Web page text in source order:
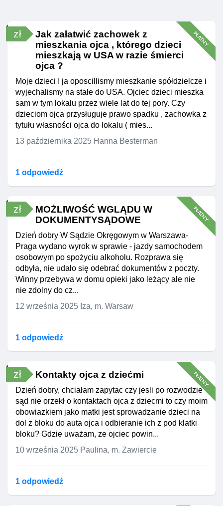
PŁATNY
zł
Jak załatwić zachowek z
mieszkania ojca , którego dzieci
mieszkają w USA w razie śmierci
ojca ?
Moje dzieci I ja oposcillismy mieszkanie spółdzielcze i
wyjechalismy na stałe do USA. Ojciec dzieci mieszka
sam w tym lokalu przez wiele lat do tej pory. Czy
dzieciom ojca przysługuje prawo spadku , zachowka z
tytułu własności ojca do lokalu ( mies...
13 października 2025 Hanna Besterman
1 odpowiedź
PŁATNY
zł
MOŻLIWOŚĆ WGLĄDU W
DOKUMENTYSĄDOWE
Dzień dobry W Sądzie Okręgowym w Warszawa-
Praga wydano wyrok w sprawie - jazdy samochodem
osobowym po spożyciu alkoholu. Rozprawa się
odbyła, nie udało się odebrać dokumentów z poczty.
Winny przebywa w domu opieki jako leżący ale nie
nie zdolny do cz...
12 września 2025 Iza, m. Warsaw
1 odpowiedź
PŁATNY
zł Kontakty ojca z dziećmi
Dzień dobry, chciałam zapytac czy jesli po rozwodzie
sąd nie orzekł o kontaktach ojca z dziecmi to czy moim
obowiazkiem jako matki jest sprowadzanie dzieci na
dol z bloku do auta ojca i odbieranie ich z pod klatki
bloku? Gdzie uważam, ze ojciec powin...
10 września 2025 Paulina, m. Zawiercie
1 odpowiedź